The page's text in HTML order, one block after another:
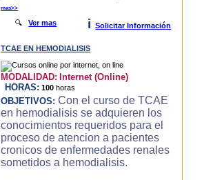
mas>>
🔍Ver mas i Solicitar Información
TCAE EN HEMODIALISIS
MODALIDAD: Internet (Online)
HORAS: 100 horas
OBJETIVOS: Con el curso de TCAE
en hemodialisis se adquieren los
conocimientos requeridos para el
proceso de atencion a pacientes
cronicos de enfermedades renales
sometidos a hemodialisis.